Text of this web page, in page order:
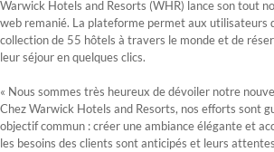
Warwick Hotels and Resorts (WHR) lance son tout
web remanié. La plateforme permet aux utilisateurs
collection de 55 hôtels à travers le monde et de
leur séjour en quelques clics.
« Nous sommes très heureux de dévoiler notre
Chez Warwick Hotels and Resorts, nos efforts sont
objectif commun : créer une ambiance élégante et
les besoins des clients sont anticipés et leurs